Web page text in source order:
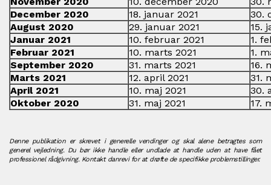
December 2020
18. januar 2021
30.
August 2020
29. januar 2021
15.
Januar 2021
10. februar 2021
1.
Februar 2021
10. marts 2021
1.
September 2020
31. marts 2021
16.
Marts 2021
12. april 2021
31.
April 2021
10. maj 2021
30.
Oktober 2020
31. maj 2021 17.
Denne publikation er skrevet i generelle vendinger og skal alene betragtes som
generel vejledning. Du bør ikke handle eller undlade at handle uden at have fået
professionel rådgivning. Kontakt danrevi for at drøfte de specifikke problemstillinger.